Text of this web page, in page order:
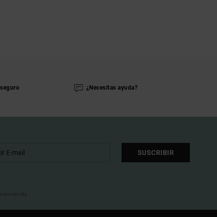
¿Necesitas ayuda?
SUSCRIBIR